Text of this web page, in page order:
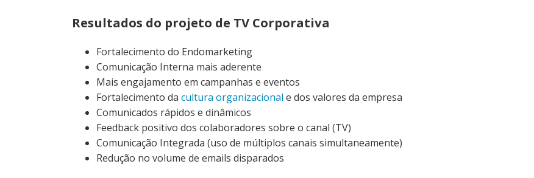
Resultados do projeto de TV Corporativa
Fortalecimento do Endomarketing
Comunicação Interna mais aderente
Mais engajamento em campanhas e eventos
Fortalecimento da cultura organizacional e dos valores da empresa
Comunicados rápidos e dinâmicos
Feedback positivo dos colaboradores sobre o canal (TV)
Comunicação Integrada (uso de múltiplos canais simultaneamente)
Redução no volume de emails disparados